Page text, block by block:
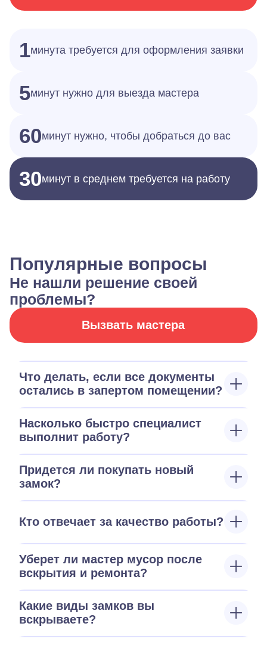
1минута требуется для оформления заявки
5минут нужно для выезда мастера
60минут нужно, чтобы добраться до вас
30минут в среднем требуется на работу
Популярные вопросы
Не нашли решение своей
проблемы?
Вызвать мастера
Что делать, если все документы
остались в запертом помещении?
Насколько быстро специалист
выполнит работу?
Придется ли покупать новый
замок?
Кто отвечает за качество работы?
Уберет ли мастер мусор после
вскрытия и ремонта?
Какие виды замков вы
вскрываете?